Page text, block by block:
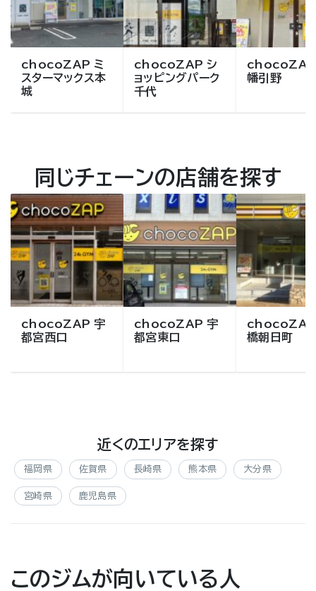
chocoZAP ミ
スターマックス本
城
chocoZAP シ
ョッピングパーク
千代
chocoZAP
幡引野
同じチェーンの店舗を探す
chocoZAP 宇
都宮西口
chocoZAP 宇
都宮東口
chocoZAP
橋朝日町
近くのエリアを探す
福岡県 佐賀県 長崎県 熊本県 大分県
宮崎県 鹿児島県
このジムが向いている人